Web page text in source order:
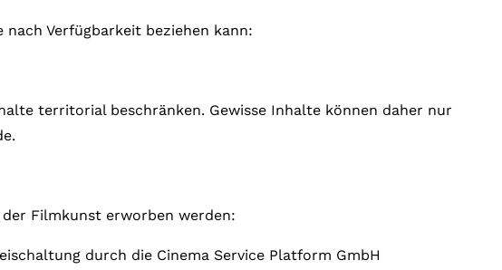
Verfügbarkeit beziehen kann:
territorial beschränken. Gewisse Inhalte können daher nur
der Filmkunst erworben werden:
durch die Cinema Service Platform GmbH